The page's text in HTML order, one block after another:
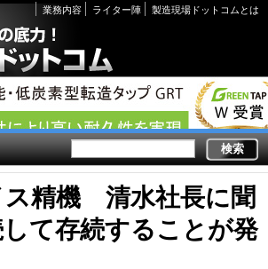
Secondary
links
業務内容 ライター陣 製造現場ドットコムとは
ス精機 清水社長に聞
て存続することが発